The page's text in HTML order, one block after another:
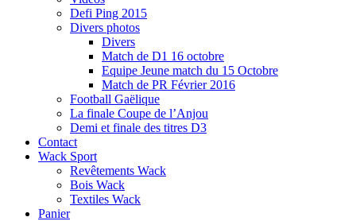
Defi Ping 2015
Divers photos
Divers
Match de D1 16 octobre
Equipe Jeune match du 15 Octobre
Match de PR Février 2016
Football Gaëlique
La finale Coupe de l’Anjou
Demi et finale des titres D3
Contact
Wack Sport
Revêtements Wack
Bois Wack
Textiles Wack
Panier